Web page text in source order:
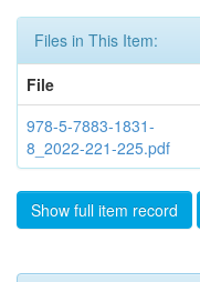
Files in This Item:
File
978-5-7883-1831-
8_2022-221-225.pdf
Show full item record